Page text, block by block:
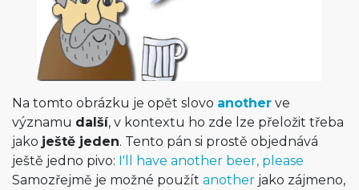
Na tomto obrázku je opět slovo another ve
významu další, v kontextu ho zde lze přeložit třeba
jako ještě jeden. Tento pán si prostě objednává
ještě jedno pivo: I'll have another beer, please
Samozřejmě je možné použít another jako zájmeno,